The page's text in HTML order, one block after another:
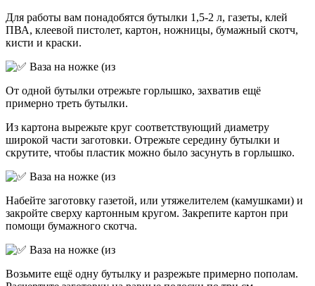
Для работы вам понадобятся бутылки 1,5-2 л, газеты, клей
ПВА, клеевой пистолет, картон, ножницы, бумажный скотч,
кисти и краски.
От одной бутылки отрежьте горлышко, захватив ещё
примерно треть бутылки.
Из картона вырежьте круг соответствующий диаметру
широкой части заготовки. Отрежьте середину бутылки и
скрутите, чтобы пластик можно было засунуть в горлышко.
Набейте заготовку газетой, или утяжелителем (камушками) и
закройте сверху картонным кругом. Закрепите картон при
помощи бумажного скотча.
Возьмите ещё одну бутылку и разрежьте примерно пополам.